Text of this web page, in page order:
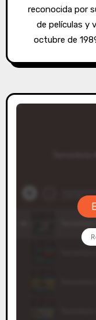
reconocida por
de películas y
octubre de